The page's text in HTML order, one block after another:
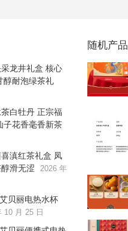
龙井礼盒 核心
醇耐泡绿茶礼
白牡丹 正宗福
子花香毫香新茶
滇红茶礼盒 凤
滑无涩
2026 年
贝丽电热水杯
10 月 25 日
随机产品